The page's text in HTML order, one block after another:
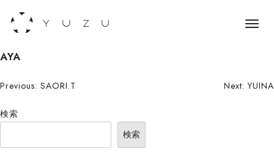
S
i
t
c
メ
AYA
投
稿
Previous: SAORI.T Next: YUINA
検索
検索